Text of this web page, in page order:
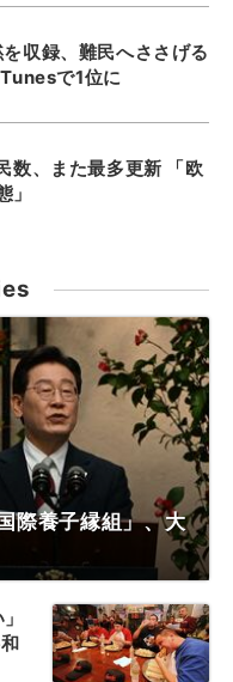
収録、難民へささげる
で1位に
数、また最多更新 「欧
」
際養子縁組」、大